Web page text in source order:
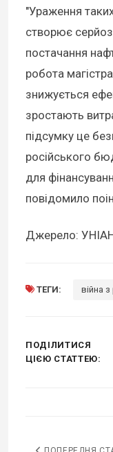
"Ураження
створює
постачання
робота
знижується
зростають
підсумку це
російського
для
повідомило
Джерело:
ТЕГИ: війна
ПОДІЛИТИСЯ
ЦІЄЮ СТАТТЕЮ: